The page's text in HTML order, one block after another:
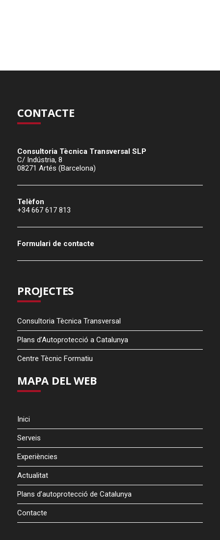
CONTACTE
Consultoria Tècnica Transversal SLP
C/ Indústria, 8
08271 Artés (Barcelona)
Telèfon
+34 667 617 813
Formulari de contacte
PROJECTES
Consultoria Tècnica Transversal
Plans d’Autoprotecció a Catalunya
Centre Tècnic Formatiu
MAPA DEL WEB
Inici
Serveis
Experiències
Actualitat
Plans d’autoprotecció de Catalunya
Contacte